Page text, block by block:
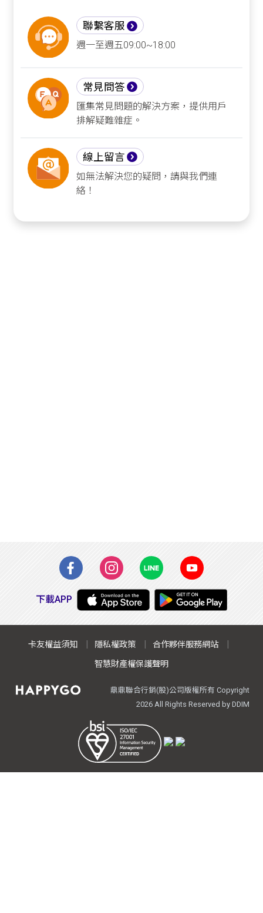
聯繫客服
週一至週五09:00~18:00
常見問答
匯集常見問題的解決方案，提供用戶
排解疑難雜症。
線上留言
如無法解決您的疑問，請與我們連
絡！
下載APP
卡友權益須知 隱私權政策
合作夥伴服務網站
智慧財產權保護聲明
鼎鼎聯合行銷(股)公司版權所有 Copyright
2026All Rights Reserved by DDIM